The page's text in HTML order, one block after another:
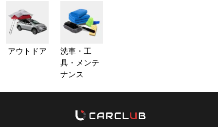
アウトドア
洗車・工
具・メンテ
ナンス